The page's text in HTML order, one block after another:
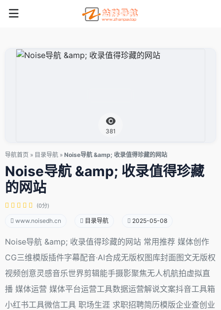
381
导航首页 » 目录导航 » Noise导航 &amp; 收录值得珍藏的网站
Noise导航 &amp; 收录值得珍藏
的网站
(0分)
www.noisedh.cn 目录导航 2025-05-08
Noise导航 &amp; 收录值得珍藏的网站 常用推荐 媒体创作
CG三维模版插件字幕配音·AI合成无版权图库封面图文无版权
视频创意灵感音乐世界剪辑能手摄影聚焦无人机航拍虚拟直
播 媒体运营 媒体平台运营工具数据运营解说文案抖音工具箱
小红书工具微信工具 职场生涯 求职招聘简历模版企业查创业